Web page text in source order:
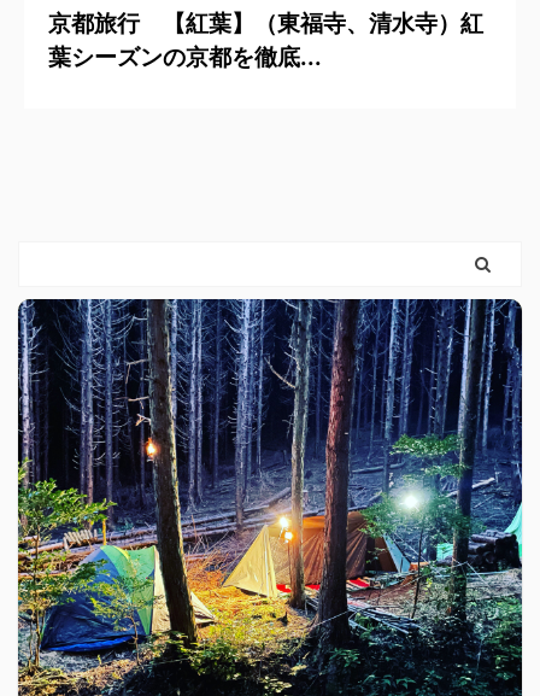
京都旅行 【紅葉】（東福寺、清水寺）紅
葉シーズンの京都を徹底...